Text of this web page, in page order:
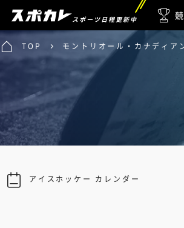
スポーツ日程更新中
TOP モントリオール・カナディ
アイスホッケー カレンダー